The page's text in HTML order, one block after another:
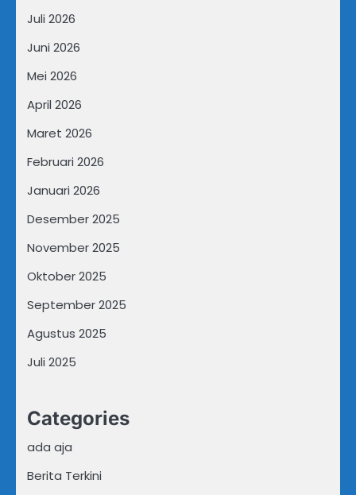
Juli 2026
Juni 2026
Mei 2026
April 2026
Maret 2026
Februari 2026
Januari 2026
Desember 2025
November 2025
Oktober 2025
September 2025
Agustus 2025
Juli 2025
Categories
ada aja
Berita Terkini